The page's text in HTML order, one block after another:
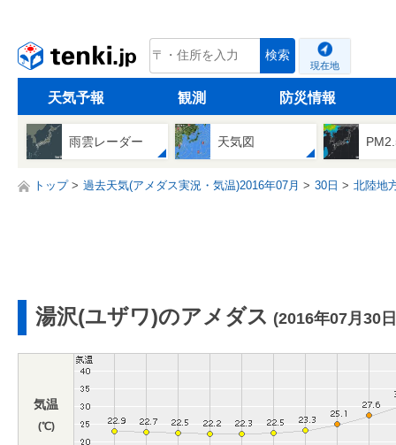
tenki.jp 検索
現在地
天気予報 観測 防災情報
雨雲レーダー 天気図
トップ 過去天気(アメダス実況・気温)2016年07月 30日 北陸地
湯沢(ユザワ)のアメダス (2016年07月30
気温
(℃)